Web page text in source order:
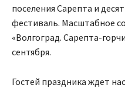
поселения Сарепта и
фестиваль. Масштабное
«Волгоград. Сарепта-
сентября.
Гостей праздника ждет